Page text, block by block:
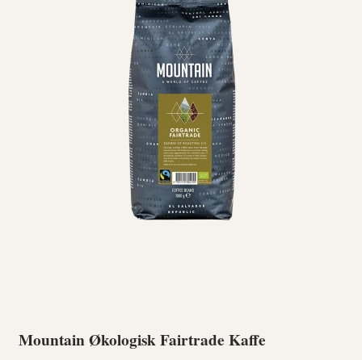
Mountain Økologisk Fairtrade Kaffe